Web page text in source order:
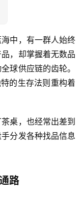
中，有一群人始终
，却掌握着无数品
球供应链的齿轮。
的生存法则重构着
桌，也经常出差到
分发各种找品信息
路